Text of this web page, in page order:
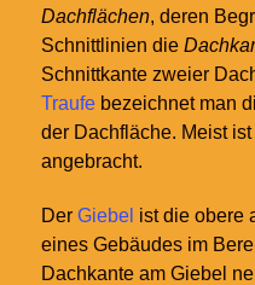
Dachflächen, deren
Schnittlinien die
Schnittkante zweier
Traufe bezeichnet man
der Dachfläche. Meist
angebracht.
Der Giebel ist die obere
eines Gebäudes im
Dachkante am Giebel